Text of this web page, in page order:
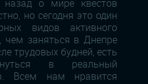
назад о мире квестов
но сегодня это один
видов активного
чем заняться в Днепре
трудовых будней, есть
в реальный
Всем нам нравится